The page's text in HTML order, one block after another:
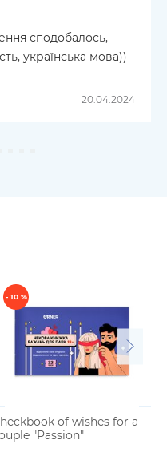
сподобалось,
українська мова))
20.04.2024
- 10 %
of wishes for a
"Passion"